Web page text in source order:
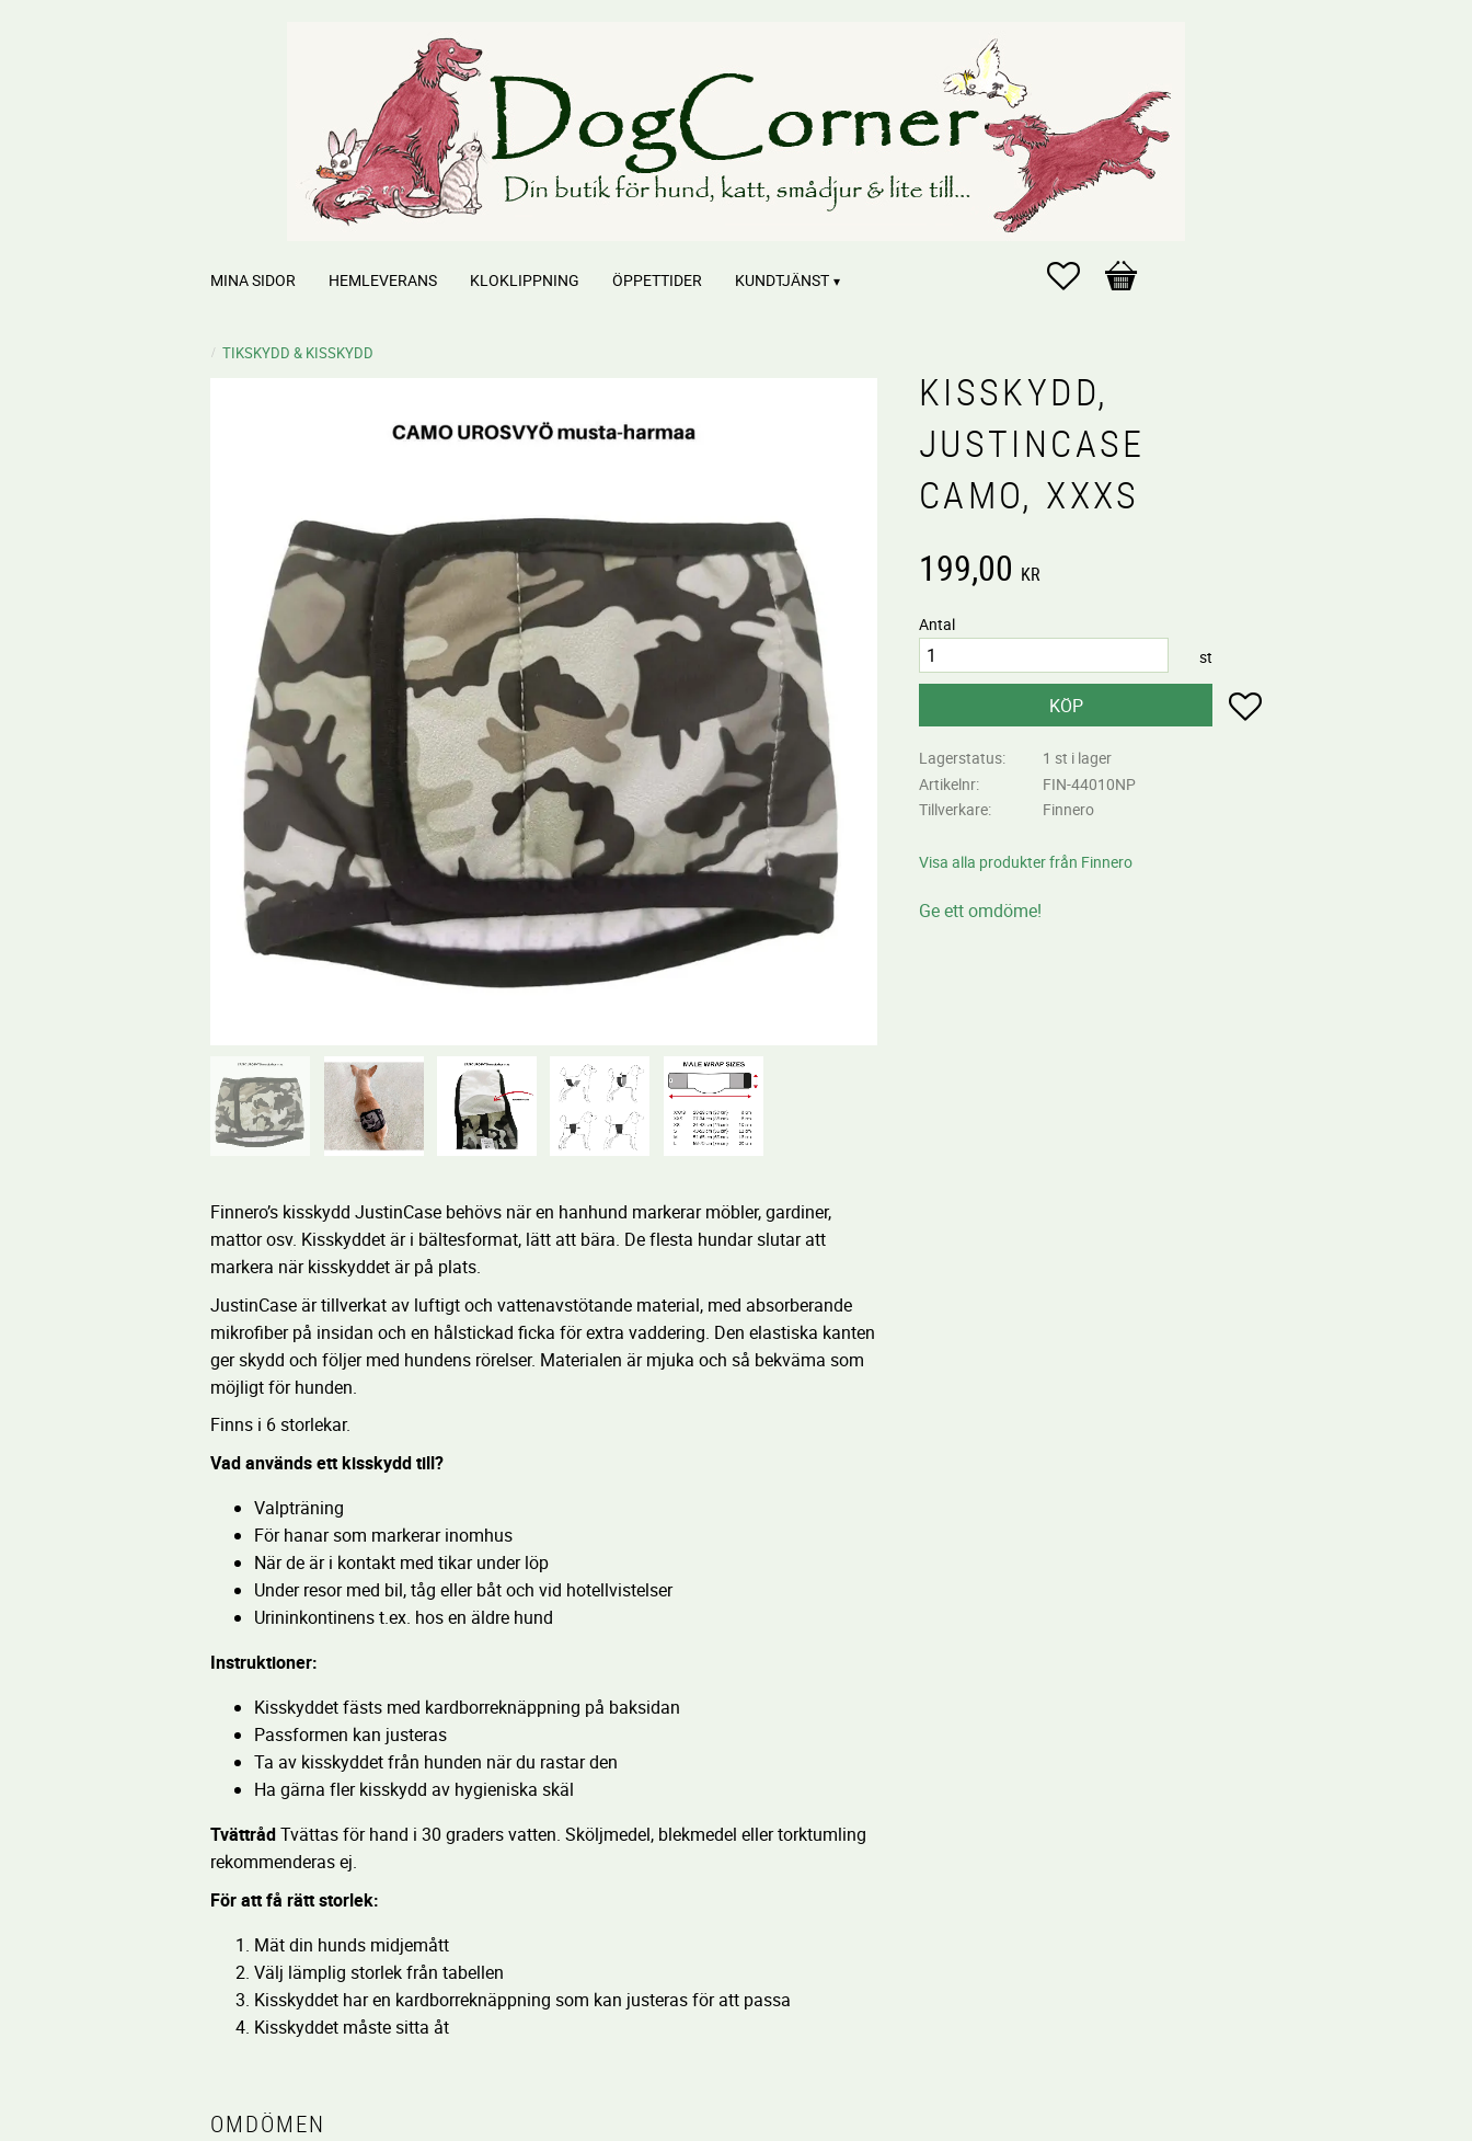
Favoriter
Kundvagn
MINA SIDOR HEMLEVERANS KLOKLIPPNING ÖPPETTIDER KUNDTJÄNST
TIKSKYDD & KISSKYDD
KISSKYDD,
JUSTINCASE
CAMO, XXXS
199,00 KR
Antal
st
KÖP Lägg till i favoriter
Lagerstatus
1 st i lager
Artikelnr
FIN-44010NP
Tillverkare
Finnero
Visa alla produkter från Finnero
Ge ett omdöme!
Finnero’s kisskydd JustinCase behövs när en hanhund markerar möbler, gardiner,
mattor osv. Kisskyddet är i bältesformat, lätt att bära. De flesta hundar slutar att
markera när kisskyddet är på plats.
JustinCase är tillverkat av luftigt och vattenavstötande material, med absorberande
mikrofiber på insidan och en hålstickad ficka för extra vaddering. Den elastiska kanten
ger skydd och följer med hundens rörelser. Materialen är mjuka och så bekväma som
möjligt för hunden.
Finns i 6 storlekar.
Vad används ett kisskydd till?
Valpträning
För hanar som markerar inomhus
När de är i kontakt med tikar under löp
Under resor med bil, tåg eller båt och vid hotellvistelser
Urininkontinens t.ex. hos en äldre hund
Instruktioner:
Kisskyddet fästs med kardborreknäppning på baksidan
Passformen kan justeras
Ta av kisskyddet från hunden när du rastar den
Ha gärna fler kisskydd av hygieniska skäl
TvättrådTvättas för hand i 30 graders vatten. Sköljmedel, blekmedel eller torktumling
rekommenderas ej.
För att få rätt storlek:
Mät din hunds midjemått
Välj lämplig storlek från tabellen
Kisskyddet har en kardborreknäppning som kan justeras för att passa
Kisskyddet måste sitta åt
OMDÖMEN